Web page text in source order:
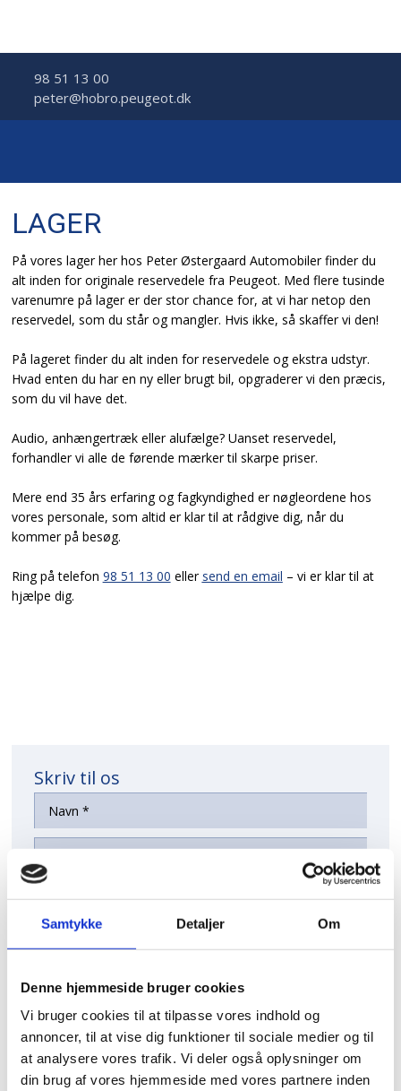
Samtykke Detaljer Om
Denne hjemmeside bruger cookies
Vi bruger cookies til at tilpasse vores indhold og
annoncer, til at vise dig funktioner til sociale medier og til
at analysere vores trafik. Vi deler også oplysninger om
din brug af vores hjemmeside med vores partnere inden
98 51 13 00
peter@hobro.peugeot.dk
LAGER
​På vores lager her hos Peter Østergaard Automobiler finder du
alt inden for originale reservedele fra Peugeot. Med flere tusinde
varenumre på lager er der stor chance for, at vi har netop den
reservedel, som du står og mangler. Hvis ikke, så skaffer vi den!
På lageret finder du alt inden for reservedele og ekstra udstyr.
Hvad enten du har en ny eller brugt bil, opgraderer vi den præcis,
som du vil have det.
Audio, anhængertræk eller alufælge? Uanset reservedel,
forhandler vi alle de førende mærker til skarpe priser.
Mere end 35 års erfaring og fagkyndighed er nøgleordene hos
vores personale, som altid er klar til at rådgive dig, når du
kommer på besøg.
Ring på telefon 98 51 13 00 eller send en email – vi er klar til at
hjælpe dig.
Skriv til os